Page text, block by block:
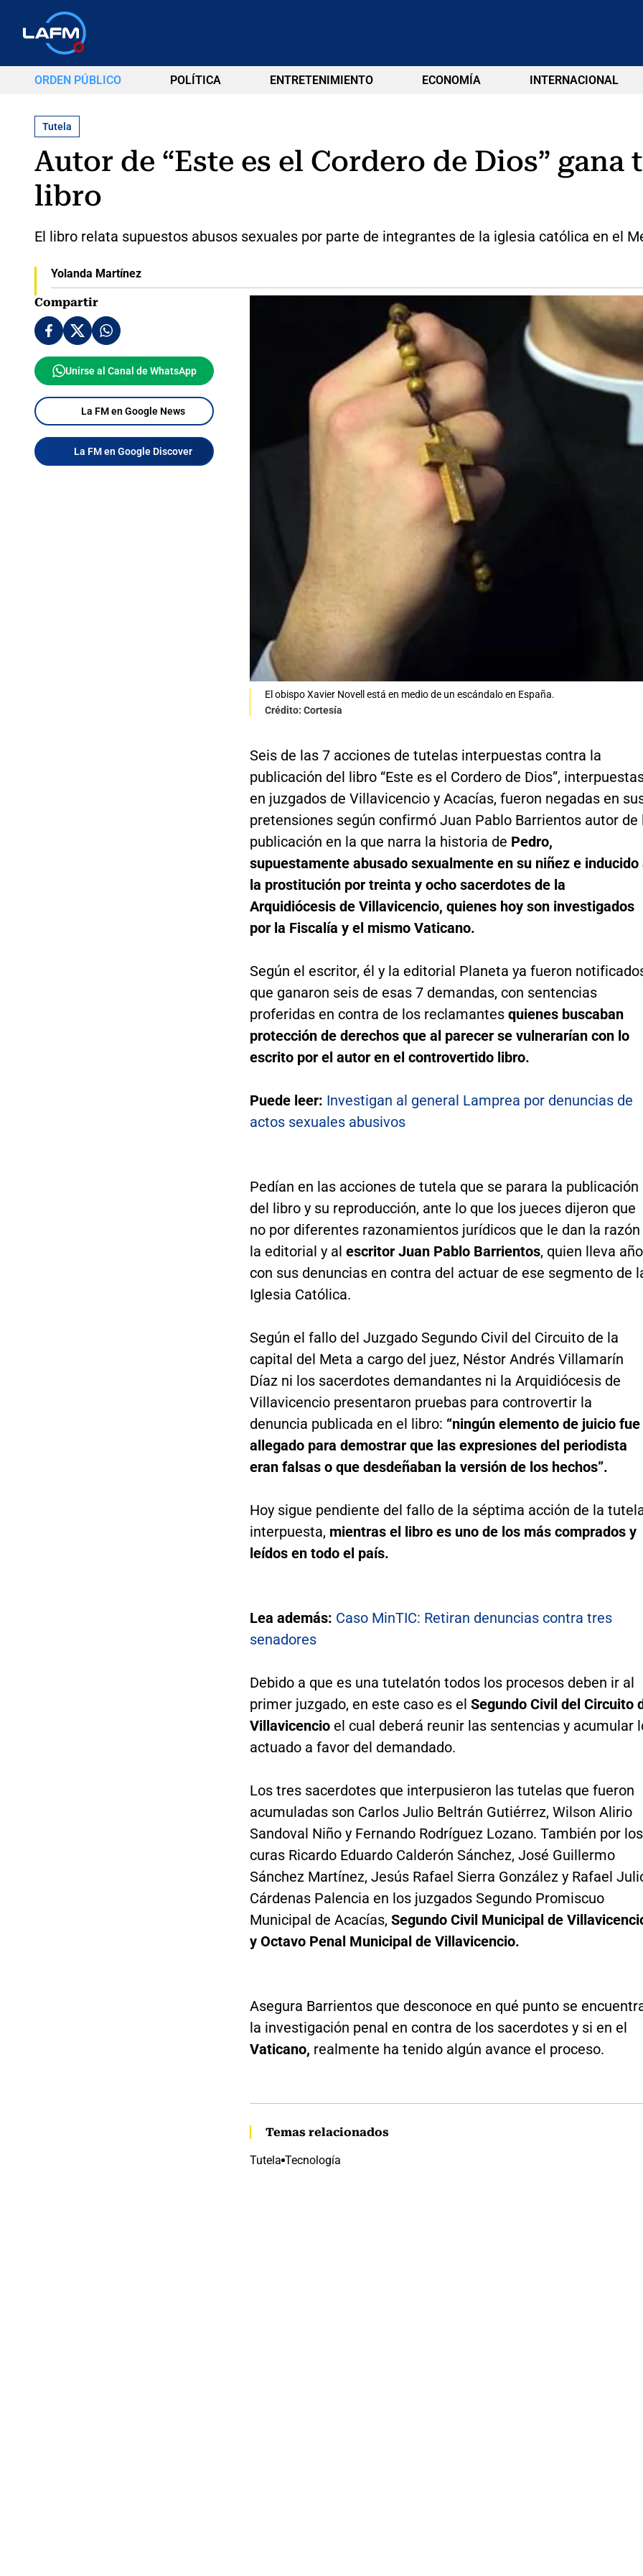
ORDEN PÚBLICO POLÍTICA ENTRETENIMIENTO ECONOMÍA INTERNACIONAL
Tutela
Autor de “Este es el Cordero de Dios”
libro
El libro relata supuestos abusos sexuales por parte de integrantes de la iglesia católica en el
Yolanda Martínez
Compartir
Unirse al Canal de WhatsApp
La FM en Google News
La FM en Google Discover
El obispo Xavier Novell está en medio de un escándalo en España.
Crédito: Cortesía
Seis de las 7 acciones de tutelas interpuestas contra la
publicación del libro “Este es el Cordero de Dios”,
en juzgados de Villavicencio y Acacías, fueron negadas en
pretensiones según confirmó Juan Pablo Barrientos autor de
publicación en la que narra la historia de Pedro,
supuestamente abusado sexualmente en su niñez e inducido
la prostitución por treinta y ocho sacerdotes de la
Arquidiócesis de Villavicencio, quienes hoy son investigados
por la Fiscalía y el mismo Vaticano.
Según el escritor, él y la editorial Planeta ya fueron
que ganaron seis de esas 7 demandas, con sentencias
proferidas en contra de los reclamantes quienes buscaban
protección de derechos que al parecer se vulnerarían con lo
escrito por el autor en el controvertido libro.
Puede leer: Investigan al general Lamprea por denuncias de
actos sexuales abusivos
Pedían en las acciones de tutela que se parara la publicación
del libro y su reproducción, ante lo que los jueces dijeron que
no por diferentes razonamientos jurídicos que le dan la razón
la editorial y al escritor Juan Pablo Barrientos, quien lleva
con sus denuncias en contra del actuar de ese segmento de
Iglesia Católica.
Según el fallo del Juzgado Segundo Civil del Circuito de la
capital del Meta a cargo del juez, Néstor Andrés Villamarín
Díaz ni los sacerdotes demandantes ni la Arquidiócesis de
Villavicencio presentaron pruebas para controvertir la
denuncia publicada en el libro: “ningún elemento de juicio fue
allegado para demostrar que las expresiones del periodista
eran falsas o que desdeñaban la versión de los hechos”.
Hoy sigue pendiente del fallo de la séptima acción de la
interpuesta, mientras el libro es uno de los más comprados y
leídos en todo el país.
Lea además: Caso MinTIC: Retiran denuncias contra tres
senadores
Debido a que es una tutelatón todos los procesos deben ir al
primer juzgado, en este caso es el Segundo Civil del Circuito
Villavicencio el cual deberá reunir las sentencias y acumular
actuado a favor del demandado.
Los tres sacerdotes que interpusieron las tutelas que fueron
acumuladas son Carlos Julio Beltrán Gutiérrez, Wilson Alirio
Sandoval Niño y Fernando Rodríguez Lozano. También por los
curas Ricardo Eduardo Calderón Sánchez, José Guillermo
Sánchez Martínez, Jesús Rafael Sierra González y Rafael
Cárdenas Palencia en los juzgados Segundo Promiscuo
Municipal de Acacías, Segundo Civil Municipal de
y Octavo Penal Municipal de Villavicencio.
Asegura Barrientos que desconoce en qué punto se
la investigación penal en contra de los sacerdotes y si en el
Vaticano, realmente ha tenido algún avance el proceso.
Temas relacionados
Tutela Tecnología